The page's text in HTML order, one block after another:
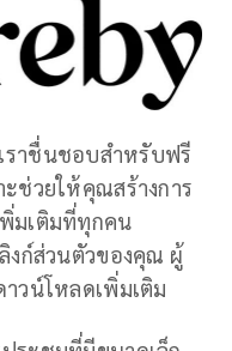
ราชื่นชอบสำหรับฟรี
ช่วยให้คุณสร้างการ
มเติมที่ทุกคน
งก์ส่วนตัวของคุณ ผู้
วน์โหลดเพิ่มเติม